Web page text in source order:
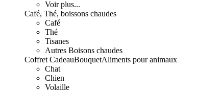
Voir plus...
Café, Thé, boissons chaudes
Café
Thé
Tisanes
Autres Boisons chaudes
Coffret CadeauBouquetAliments pour animaux
Chat
Chien
Volaille